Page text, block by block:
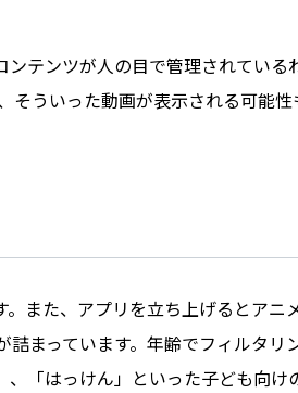
テンツが人の目で管理されている
そういった動画が表示される可能性
また、アプリを立ち上げるとアニ
まっています。年齢でフィルタリ
「はっけん」といった子ども向け